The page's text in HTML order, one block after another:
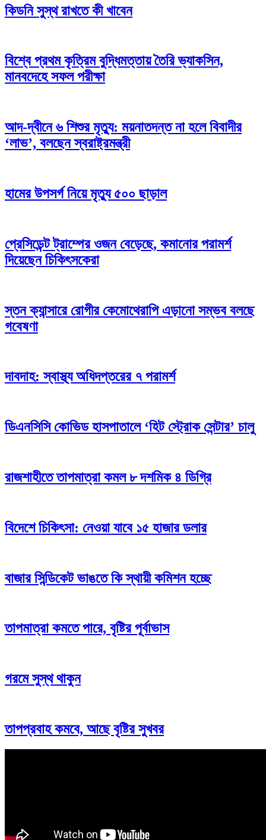
কিডনি সুস্থ রাখতে কী খাবেন
বিশ্বে প্রথম কৃত্রিম বুদ্ধিমত্তায় তৈরি ভ্যাকসিন,
মানবদেহে সফল পরীক্ষা
আদ-দ্বীনে ৬ শিশুর মৃত্যু: ময়নাতদন্ত না হলে বিবাদীর
‘লাভ’, বলছেন স্বরাষ্ট্রমন্ত্রী
হামের উপসর্গ নিয়ে মৃত্যু ৫০০ ছাড়াল
প্রেসিডেন্ট ট্রাম্পের ওজন বেড়েছে, কমানোর পরামর্শ
দিয়েছেন চিকিৎসকেরা
স্তন ক্যান্সারে রোগীর কেমোথেরাপি এড়ানো সম্ভব বলছে
গবেষণা
দাবদাহ: স্বাস্থ্য অধিদপ্তরের ৭ পরামর্শ
ডিএনসিসি কোভিড হাসপাতালে ‘হিট স্ট্রোক সেন্টার’ চালু
রাজশাহীতে তাপমাত্রা কমল ৮ দশমিক ৪ ডিগ্রি
বিদেশে চিকিৎসা: নেওয়া যাবে ১৫ হাজার ডলার
বাজার সিন্ডিকেট ভাঙতে কি স্থায়ী কমিশন হচ্ছে
তাপমাত্রা কমতে পারে, বৃষ্টির পূর্বাভাস
গরমে সুস্থ থাকুন
তাপপ্রবাহ কমবে, আছে বৃষ্টির সুখবর